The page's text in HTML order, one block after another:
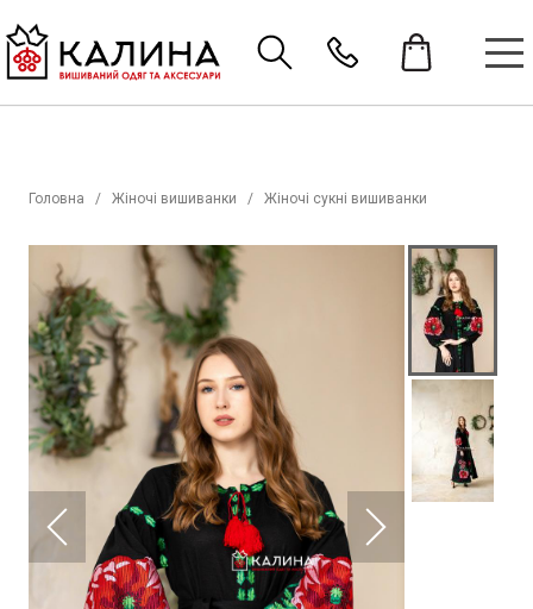
Головна Жіночі вишиванки Жіночі сукні вишиванки